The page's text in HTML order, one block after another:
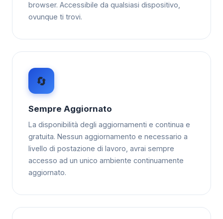
browser. Accessibile da qualsiasi dispositivo,
ovunque ti trovi.
🔄
Sempre Aggiornato
La disponibilità degli aggiornamenti e continua e
gratuita. Nessun aggiornamento e necessario a
livello di postazione di lavoro, avrai sempre
accesso ad un unico ambiente continuamente
aggiornato.